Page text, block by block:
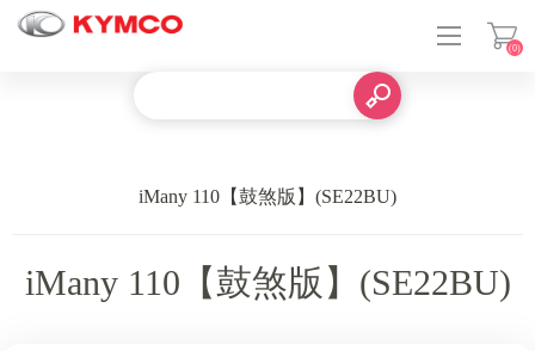
(0)
iMany 110【鼓煞版】(SE22BU)
iMany 110【鼓煞版】(SE22BU)